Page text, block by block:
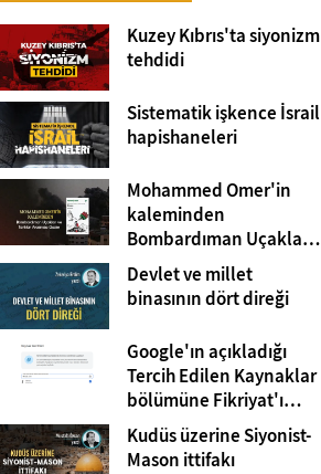
Kuzey Kıbrıs'ta siyonizm
tehdidi
Sistematik işkence İsrail
hapishaneleri
Mohammed Omer'in
kaleminden
Bombardıman Uçakları
ve Tanklar Arasında
Gazze
Devlet ve millet
binasının dört direği
Google'ın açıkladığı
Tercih Edilen Kaynaklar
bölümüne Fikriyat'ı
eklemeyi unutmayın!
Kudüs üzerine Siyonist-
Mason ittifakı